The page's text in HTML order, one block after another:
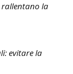
rallentano la
evitare la